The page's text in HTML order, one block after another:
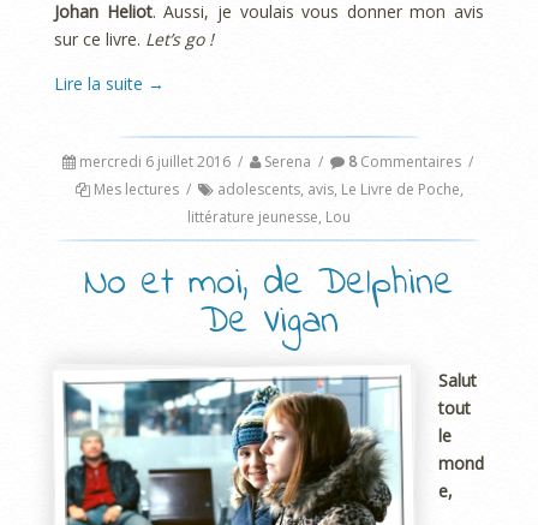
Johan Heliot. Aussi, je voulais vous donner mon avis
sur ce livre. Let’s go !
Lire la suite →
mercredi 6 juillet 2016 / Serena / 8Commentaires /
Mes lectures / adolescents, avis, Le Livre de Poche,
littérature jeunesse, Lou
No et moi, de Delphine
De Vigan
Salut
tout
le
mond
e,